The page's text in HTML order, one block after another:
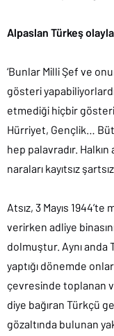
Alpaslan Türkeş
‘Bunlar Milli Şef ve
gösteri
etmediği hiçbir gösteri
Hürriyet, Gençlik…
hep palavradır. Halkın
naraları kayıtsız
Atsız, 3 Mayıs
verirken adliye
dolmuştur. Aynı
yaptığı dönemde
çevresinde toplanan
diye bağıran Türkçü
gözaltında bulunan